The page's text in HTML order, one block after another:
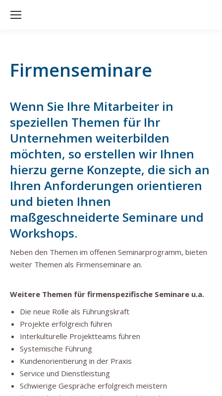
Firmenseminare
Wenn Sie Ihre Mitarbeiter in
speziellen Themen für Ihr
Unternehmen weiterbilden
möchten, so erstellen wir Ihnen
hierzu gerne Konzepte, die sich an
Ihren Anforderungen orientieren
und bieten Ihnen
maßgeschneiderte Seminare und
Workshops.
Neben den Themen im offenen Seminarprogramm, bieten
weiter Themen als Firmenseminare an.
Weitere Themen für firmenspezifische Seminare u.a.
Die neue Rolle als Führungskraft
Projekte erfolgreich führen
Interkulturelle Projektteams führen
Systemische Führung
Kundenorientierung in der Praxis
Service und Dienstleistung
Schwierige Gespräche erfolgreich meistern